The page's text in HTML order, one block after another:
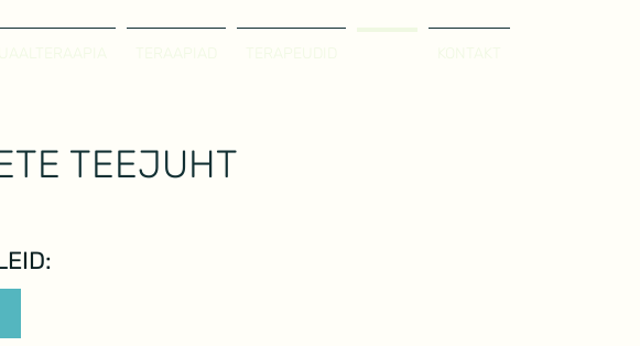
TEEJUHT